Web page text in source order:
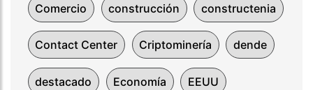
Comercio construcción constructenia
Contact Center Criptominería dende
destacado Economía EEUU